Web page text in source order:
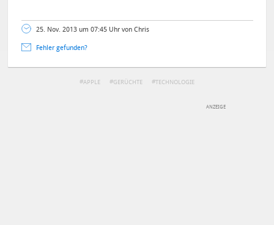
25. Nov. 2013 um 07:45 Uhr von Chris
Fehler gefunden?
APPLE GERÜCHTE TECHNOLOGIE